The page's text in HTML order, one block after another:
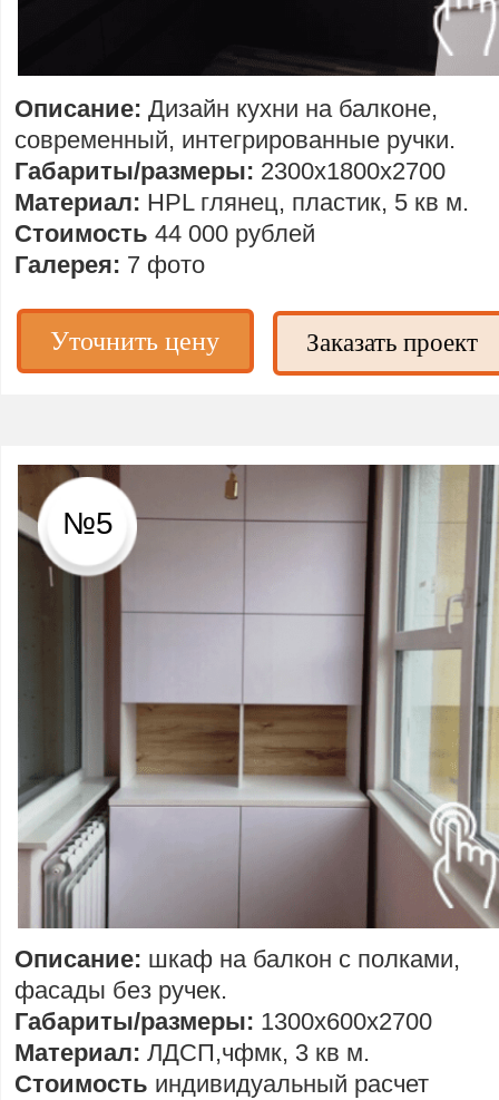
Описание: шкаф на балкон с полками,
фасады без ручек.
Габариты/размеры: 1300х600х2700
Материал:ЛДСП,чфмк, 3 кв м.
Стоимость индивидуальный расчет
№5
Уточнить цену Заказать проект
Описание: Дизайн кухни на балконе,
современный, интегрированные ручки.
Габариты/размеры: 2300х1800х2700
Материал: HPL глянец, пластик, 5 кв м.
Стоимость 44 000 рублей
Галерея: 7 фото